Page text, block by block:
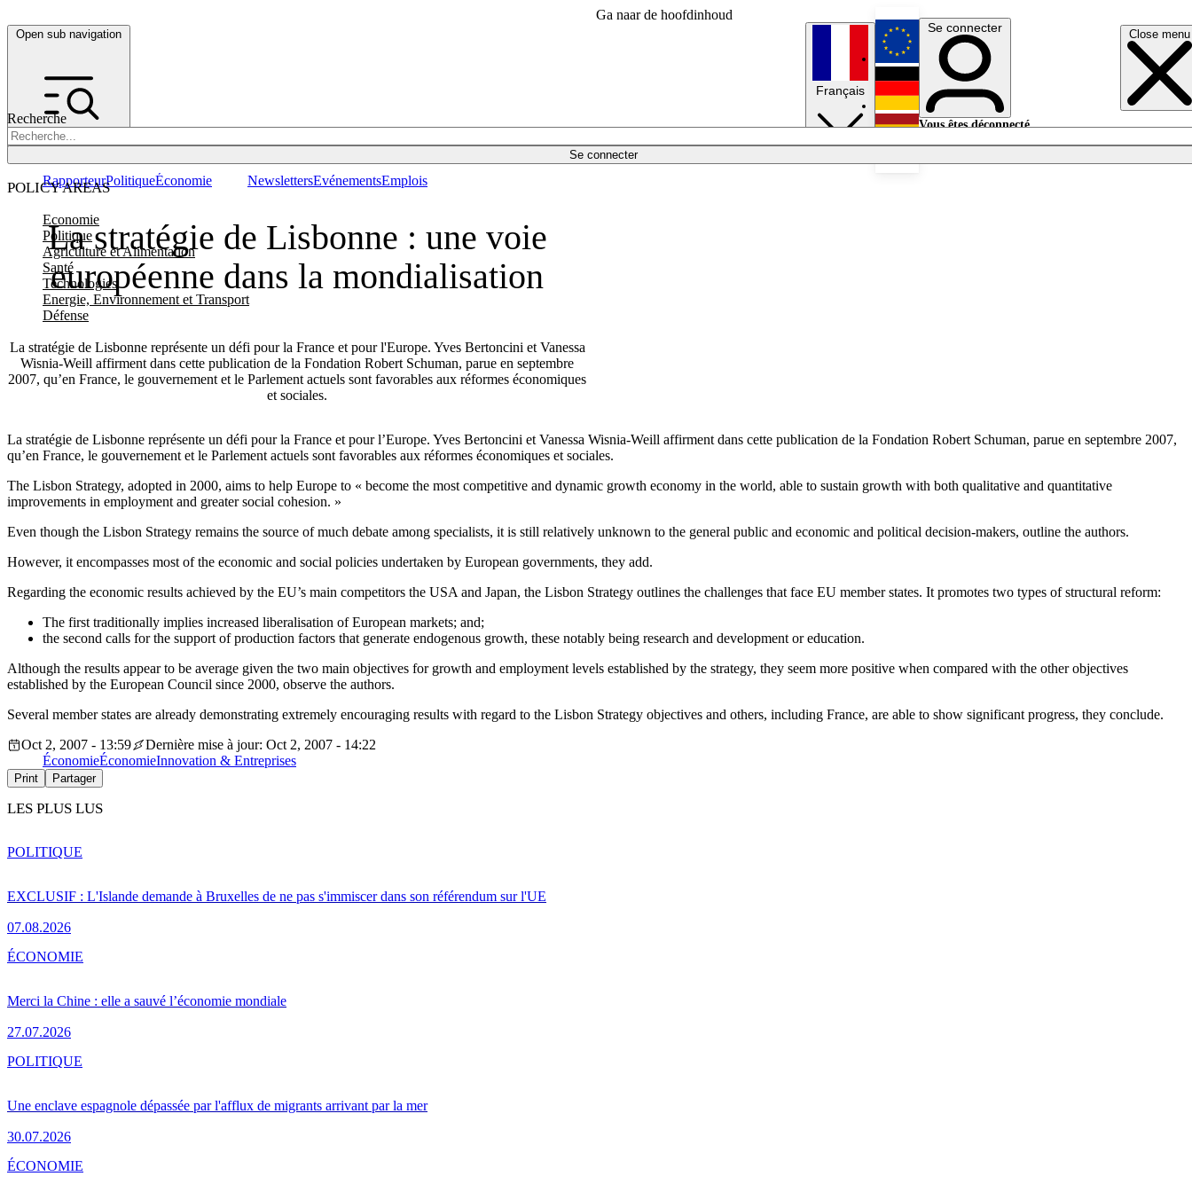
Ga naar de hoofdinhoud
Open sub navigation Close menu
Recherche
Se connecter
POLICY AREAS
Economie
Politique
Agriculture et Alimentation
Santé
Technologies
Energie, Environnement et Transport
Défense
RapporteurPolitiqueÉconomie NewslettersEvénementsEmplois
Français
English
Deutsch
Se connecter
Vous êtes déconnecté.
La stratégie de Lisbonne : une voie
européenne dans la mondialisation
La stratégie de Lisbonne représente un défi pour la France et pour l'Europe. Yves Bertoncini et Vanessa
Wisnia-Weill affirment dans cette publication de la Fondation Robert Schuman, parue en septembre
2007, qu’en France, le gouvernement et le Parlement actuels sont favorables aux réformes économiques
et sociales.
La stratégie de Lisbonne représente un défi pour la France et pour l’Europe. Yves Bertoncini et Vanessa Wisnia-Weill affirment dans cette publication de la Fondation Robert Schuman, parue en septembre 2007,
qu’en France, le gouvernement et le Parlement actuels sont favorables aux réformes économiques et sociales.
The Lisbon Strategy, adopted in 2000, aims to help Europe to « become the most competitive and dynamic growth economy in the world, able to sustain growth with both qualitative and quantitative
improvements in employment and greater social cohesion. »
Even though the Lisbon Strategy remains the source of much debate among specialists, it is still relatively unknown to the general public and economic and political decision-makers, outline the authors.
However, it encompasses most of the economic and social policies undertaken by European governments, they add.
Regarding the economic results achieved by the EU’s main competitors the USA and Japan, the Lisbon Strategy outlines the challenges that face EU member states. It promotes two types of structural reform:
The first traditionally implies increased liberalisation of European markets; and;
the second calls for the support of production factors that generate endogenous growth, these notably being research and development or education.
Although the results appear to be average given the two main objectives for growth and employment levels established by the strategy, they seem more positive when compared with the other objectives
established by the European Council since 2000, observe the authors.
Several member states are already demonstrating extremely encouraging results with regard to the Lisbon Strategy objectives and others, including France, are able to show significant progress, they conclude.
Oct 2, 2007 - 13:59
Dernière mise à jour: Oct 2, 2007 - 14:22
ÉconomieÉconomieInnovation & Entreprises
Print Partager
LES PLUS LUS
EXCLUSIF : L'Islande demande à Bruxelles de ne pas s'immiscer dans son référendum sur l'UE
07.08.2026
POLITIQUE
Merci la Chine : elle a sauvé l’économie mondiale
27.07.2026
ÉCONOMIE
Une enclave espagnole dépassée par l'afflux de migrants arrivant par la mer
30.07.2026
POLITIQUE
ÉCONOMIE